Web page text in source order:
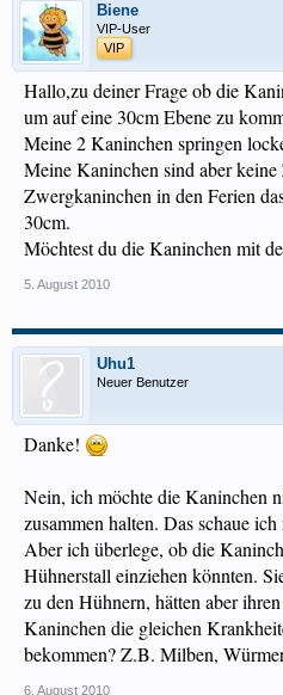
Biene
VIP-User
VIP
Hallo,zu deiner Frage ob die
um auf eine 30cm Ebene zu
Meine 2 Kaninchen springen
Meine Kaninchen sind aber
Zwergkaninchen in den Ferien
30cm.
Möchtest du die Kaninchen mit
5. August 2010
Uhu1
Neuer Benutzer
Danke!
Nein, ich möchte die Kaninchen
zusammen halten. Das schaue
Aber ich überlege, ob die
Hühnerstall einziehen könnten.
zu den Hühnern, hätten aber
Kaninchen die gleichen
bekommen? Z.B. Milben,
6. August 2010